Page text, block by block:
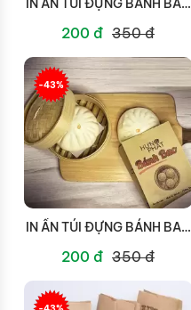
200 đ 350 đ
-43%
IN ẤN TÚI ĐỰNG BÁNH BAO
200 đ 350 đ